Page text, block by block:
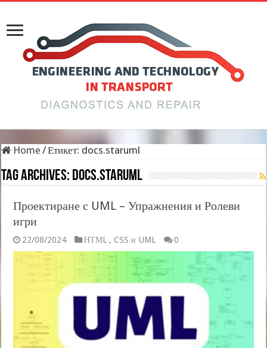
Home /Етикет: docs.staruml
Tag Archives: docs.staruml
Проектиране с UML – Упражнения и Ролеви
игри
22/08/2024 НТМL , CSS и UML 0